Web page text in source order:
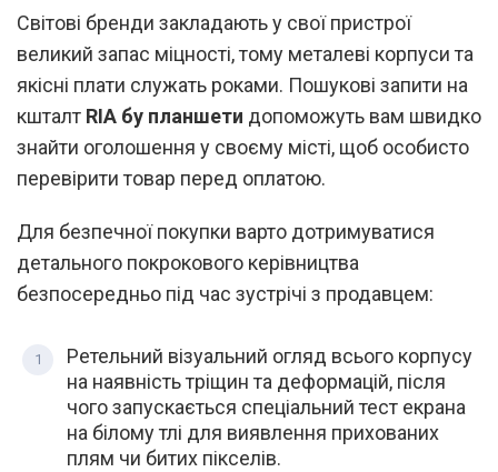
Світові бренди закладають у свої пристрої
великий запас міцності, тому металеві корпуси та
якісні плати служать роками. Пошукові запити на
кшталт RIA бу планшети допоможуть вам швидко
знайти оголошення у своєму місті, щоб особисто
перевірити товар перед оплатою.
Для безпечної покупки варто дотримуватися
детального покрокового керівництва
безпосередньо під час зустрічі з продавцем:
Ретельний візуальний огляд всього корпусу
на наявність тріщин та деформацій, після
чого запускається спеціальний тест екрана
на білому тлі для виявлення прихованих
плям чи битих пікселів.